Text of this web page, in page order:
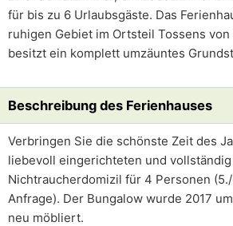
für bis zu 6 Urlaubsgäste. Das
ruhigen Gebiet im Ortsteil Tossens
besitzt ein komplett umzäuntes
Beschreibung des Ferienhauses
Verbringen Sie die schönste Zeit des
liebevoll eingerichteten und
Nichtraucherdomizil für 4 Personen
Anfrage). Der Bungalow wurde 2017
neu möbliert.